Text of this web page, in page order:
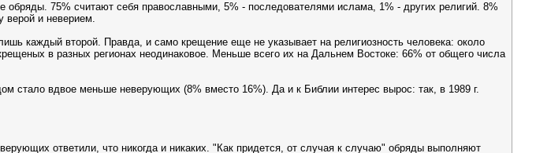
75% считают себя православными, 5% - последователями ислама, 1% - других религий. 8%
верой и неверием.
каждый второй. Правда, и само крещение еще не указывает на религиозность человека: около
в разных регионах неодинаковое. Меньше всего их на Дальнем Востоке: 66% от общего числа
стало вдвое меньше неверующих (8% вместо 16%). Да и к Библии интерес вырос: так, в 1989 г.
ответили, что никогда и никаких. "Как придется, от случая к случаю" обряды выполняют